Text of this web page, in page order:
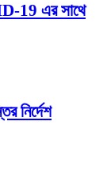
19 এর সাথে
নির্দেশ